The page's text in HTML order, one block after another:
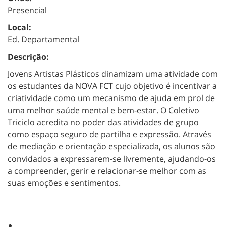
Presencial
Local:
Ed. Departamental
Descrição:
Jovens Artistas Plásticos dinamizam uma atividade com
os estudantes da NOVA FCT cujo objetivo é incentivar a
criatividade como um mecanismo de ajuda em prol de
uma melhor saúde mental e bem-estar. O Coletivo
Triciclo acredita no poder das atividades de grupo
como espaço seguro de partilha e expressão. Através
de mediação e orientação especializada, os alunos são
convidados a expressarem-se livremente, ajudando-os
a compreender, gerir e relacionar-se melhor com as
suas emoções e sentimentos.